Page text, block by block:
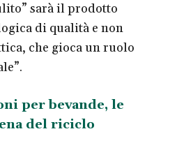
sarà il prodotto
di qualità e non
che gioca un ruolo
per bevande, le
del riciclo